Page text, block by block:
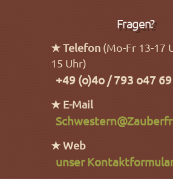
Fragen?
★ Telefon (Mo-Fr 13-17
15 Uhr)
+49 (o)4o / 793 o47 69
★ E-Mail
★ Web
unser